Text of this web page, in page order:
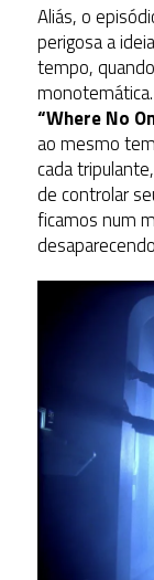
Aliás, o
perigosa a
tempo,
“Where No
ao mesmo
cada
de controlar
ficamos num